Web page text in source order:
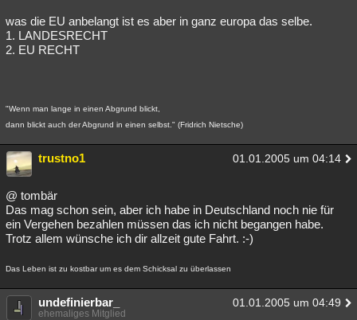
was die EU anbelangt ist es aber in ganz europa das selbe.
1. LANDESRECHT
2. EU RECHT
"Wenn man lange in einen Abgrund blickt,
dann blickt auch der Abgrund in einen selbst." (Fridrich Nietsche)
trustno1 01.01.2005 um 04:14
@ tombär
Das mag schon sein, aber ich habe in Deutschland noch nie für
ein Vergehen bezahlen müssen das ich nicht begangen habe.
Trotz allem wünsche ich dir allzeit gute Fahrt. :-)
Das Leben ist zu kostbar um es dem Schicksal zu überlassen
undefinierbar_ 01.01.2005 um 04:49
ehemaliges Mitglied